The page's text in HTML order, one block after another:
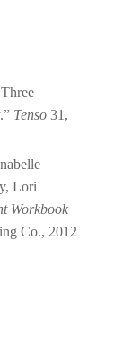
Tenso 31,
Lori
Workbook
Co., 2012